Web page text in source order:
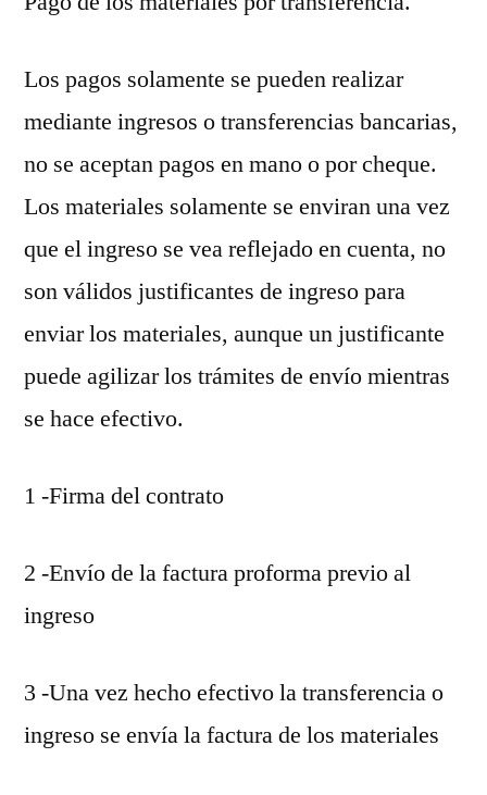
Los pagos solamente se pueden realizar
mediante ingresos o transferencias bancarias,
no se aceptan pagos en mano o por cheque.
Los materiales solamente se enviran una vez
que el ingreso se vea reflejado en cuenta, no
son válidos justificantes de ingreso para
enviar los materiales, aunque un justificante
puede agilizar los trámites de envío mientras
se hace efectivo.
1 -Firma del contrato
2 -Envío de la factura proforma previo al
ingreso
3 -Una vez hecho efectivo la transferencia o
ingreso se envía la factura de los materiales